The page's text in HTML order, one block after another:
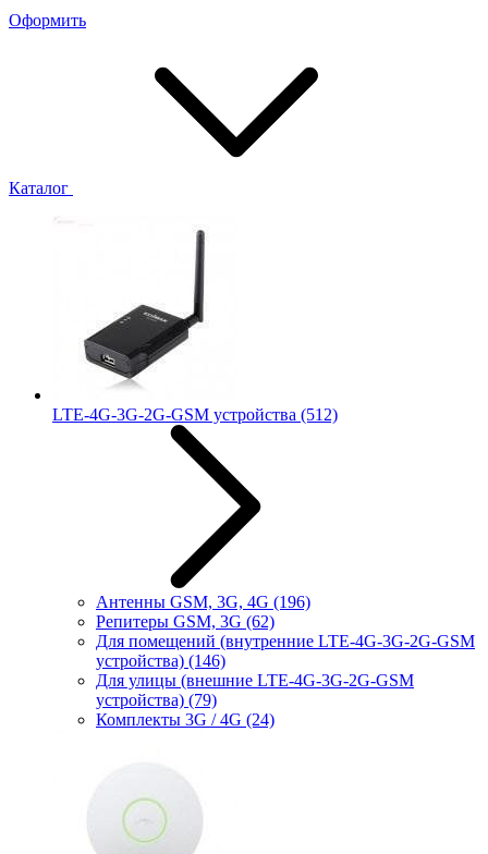
Оформить
Каталог
LTE-4G-3G-2G-GSM устройства (512)
Антенны GSM, 3G, 4G (196)
Репитеры GSM, 3G (62)
Для помещений (внутренние LTE-4G-3G-2G-GSM
устройства) (146)
Для улицы (внешние LTE-4G-3G-2G-GSM
устройства) (79)
Комплекты 3G / 4G (24)